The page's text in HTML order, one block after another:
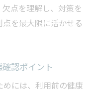
点を理解し、対策を
を最大限に活かせる
認ポイント
には、利用前の健康